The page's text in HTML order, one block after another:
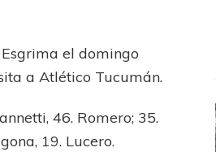
el domingo
a Atlético Tucumán.
46. Romero; 35.
19. Lucero.